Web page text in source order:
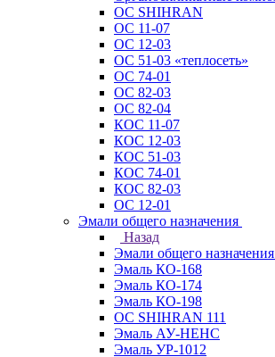
ОС SHIHRAN
ОС 11-07
ОС 12-03
ОС 51-03 «теплосеть»
ОС 74-01
ОС 82-03
ОС 82-04
КОС 11-07
КОС 12-03
КОС 51-03
КОС 74-01
КОС 82-03
ОС 12-01
Эмали общего назначения
Назад
Эмали общего назначения
Эмаль КО-168
Эмаль КО-174
Эмаль КО-198
ОС SHIHRAN 111
Эмаль АУ-НЕНС
Эмаль УР-1012